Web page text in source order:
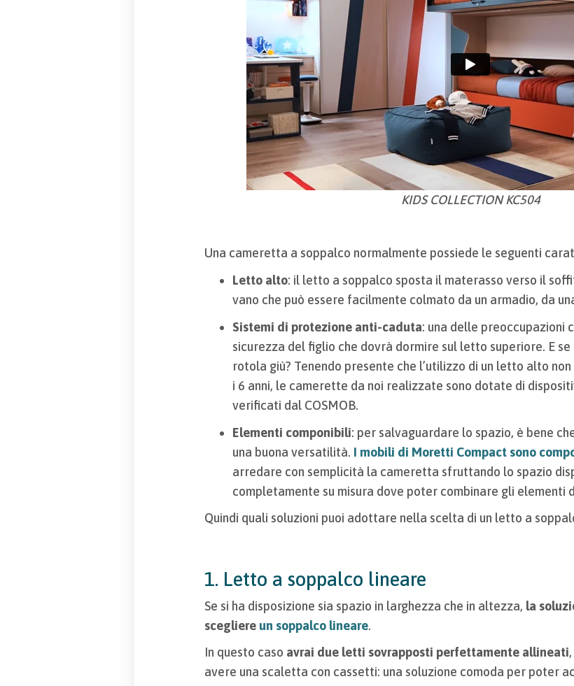
KIDS COLLECTION KC504
Una cameretta a soppalco normalmente possiede le seguenti
Letto alto: il letto a soppalco sposta il materasso verso il
vano che può essere facilmente colmato da un armadio, da
Sistemi di protezione anti-caduta: una delle preoccupazioni
sicurezza del figlio che dovrà dormire sul letto superiore. E
rotola giù? Tenendo presente che l’utilizzo di un letto alto
i 6 anni, le camerette da noi realizzate sono dotate di
verificati dal COSMOB.
Elementi componibili: per salvaguardare lo spazio, è bene
una buona versatilità. I mobili di Moretti Compact sono
arredare con semplicità la cameretta sfruttando lo spazio
completamente su misura dove poter combinare gli elementi
Quindi quali soluzioni puoi adottare nella scelta di un letto a
1. Letto a soppalco lineare
Se si ha disposizione sia spazio in larghezza che in altezza, la
scegliere un soppalco lineare.
In questo caso avrai due letti sovrapposti perfettamente allineati
avere una scaletta con cassetti: una soluzione comoda per poter